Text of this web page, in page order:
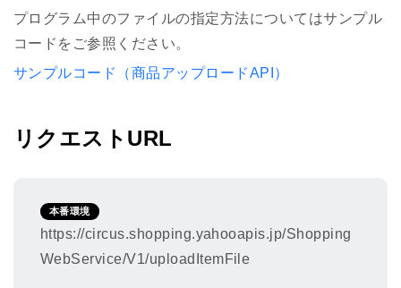
下記項目を追加します。
is-drug（第1類医薬品）
リリース日：2019年08月08日（木）
認ください。
プログラム中のファイルの指定方法についてはサンプル
コードをご参照ください。
サンプルコード（商品アップロードAPI）
リクエストURL
本番環境
https://circus.shopping.yahooapis.jp/Shopping
WebService/V1/uploadItemFile